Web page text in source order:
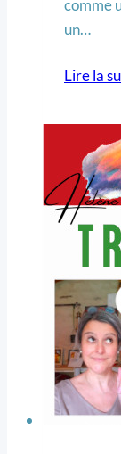
comme
un…
Lire la